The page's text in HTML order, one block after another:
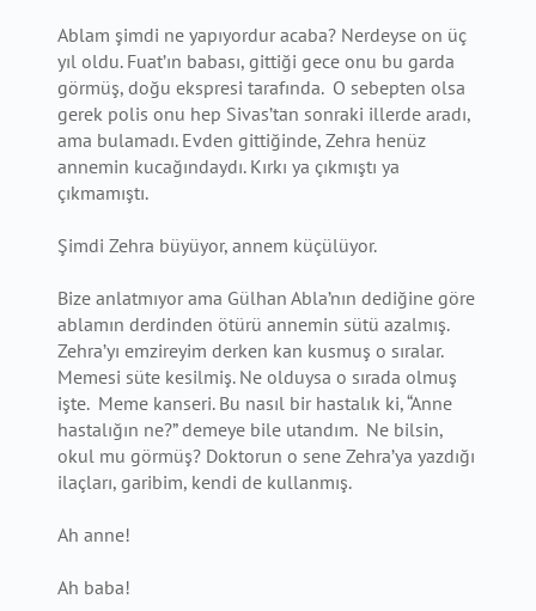
Ablam şimdi ne yapıyordur acaba? Nerdeyse on üç
yıl oldu. Fuat’ın babası, gittiği gece onu bu garda
görmüş, doğu ekspresi tarafında. O sebepten olsa
gerek polis onu hep Sivas’tan sonraki illerde aradı,
ama bulamadı. Evden gittiğinde, Zehra henüz
annemin kucağındaydı. Kırkı ya çıkmıştı ya
çıkmamıştı.
Şimdi Zehra büyüyor, annem küçülüyor.
Bize anlatmıyor ama Gülhan Abla’nın dediğine göre
ablamın derdinden ötürü annemin sütü azalmış.
Zehra’yı emzireyim derken kan kusmuş o sıralar.
Memesi süte kesilmiş. Ne olduysa o sırada olmuş
işte. Meme kanseri. Bu nasıl bir hastalık ki, “Anne
hastalığın ne?” demeye bile utandım. Ne bilsin,
okul mu görmüş? Doktorun o sene Zehra’ya yazdığı
ilaçları, garibim, kendi de kullanmış.
Ah anne!
Ah baba!